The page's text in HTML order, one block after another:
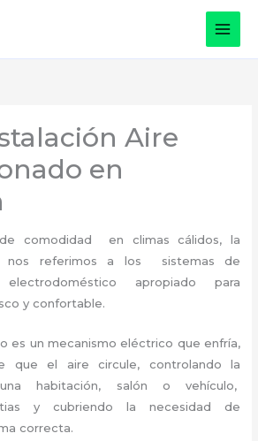
Aire
en
de comodidad en climas cálidos, la
nos referimos a los sistemas de
apropiado para
y confortable.
es un mecanismo eléctrico que enfría,
que el aire circule, controlando la
habitación, salón o vehículo,
y cubriendo la necesidad de
correcta.